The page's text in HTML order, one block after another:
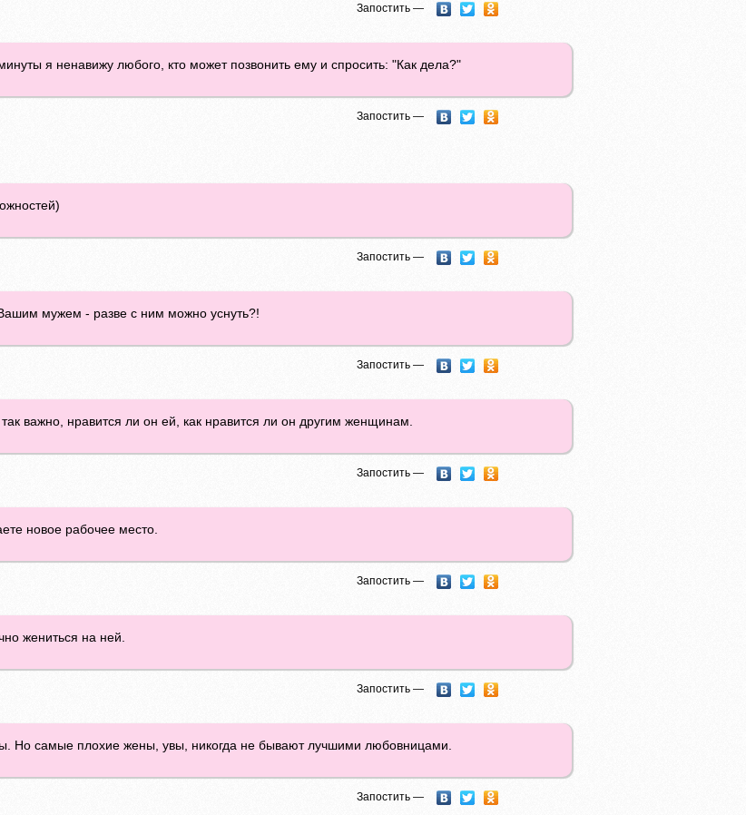
Запостить —
я ненавижу любого, кто может позвонить ему и спросить: "Как дела?"
Запостить —
Запостить —
мужем - разве с ним можно уснуть?!
Запостить —
важно, нравится ли он ей, как нравится ли он другим женщинам.
Запостить —
новое рабочее место.
Запостить —
жениться на ней.
Запостить —
Но самые плохие жены, увы, никогда не бывают лучшими любовницами.
Запостить —